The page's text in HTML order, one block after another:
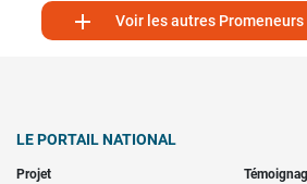
 Voir les autres
LE PORTAIL NATIONAL
Projet